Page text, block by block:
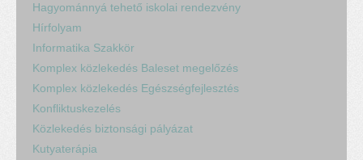
Hagyománnyá tehető iskolai rendezvény
Hírfolyam
Informatika Szakkör
Komplex közlekedés Baleset megelőzés
Komplex közlekedés Egészségfejlesztés
Konfliktuskezelés
Közlekedés biztonsági pályázat
Kutyaterápia